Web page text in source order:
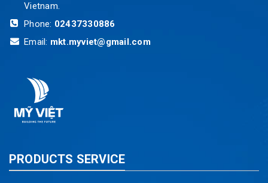
Vietnam.
Phone: 02437330886
Email: mkt.myviet@gmail.com
PRODUCTS SERVICE